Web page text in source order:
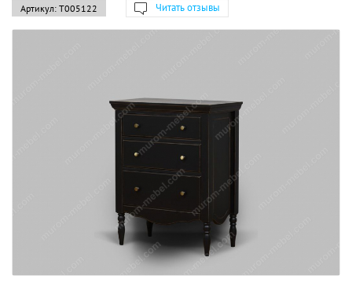
Артикул: Т005122 Читать отзывы